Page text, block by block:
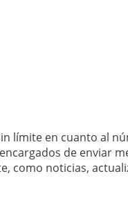
límite en cuanto al
de enviar
como noticias,